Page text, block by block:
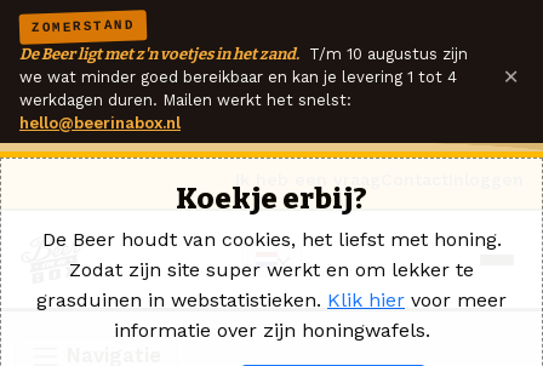
ZOMERSTAND
De Beer ligt met z'n voetjes in het zand. T/m 10 augustus zijn
we wat minder goed bereikbaar en kan je levering 1 tot 4
werkdagen duren. Mailen werkt het snelst:
hello@beerinabox.nl
×
Koekje erbij?
De Beer houdt van cookies, het liefst met honing.
Zodat zijn site super werkt en om lekker te
grasduinen in webstatistieken. Klik hier voor meer
informatie over zijn honingwafels.